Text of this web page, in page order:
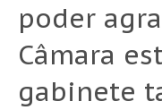
poder
Câmara
gabinete